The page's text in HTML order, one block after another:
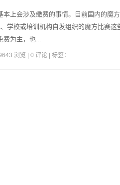
本上会涉及缴费的事情。目前国内的魔
学校或培训机构自发组织的魔方比赛这
费为主，也...
浏览 | 0 评论 | 标签：